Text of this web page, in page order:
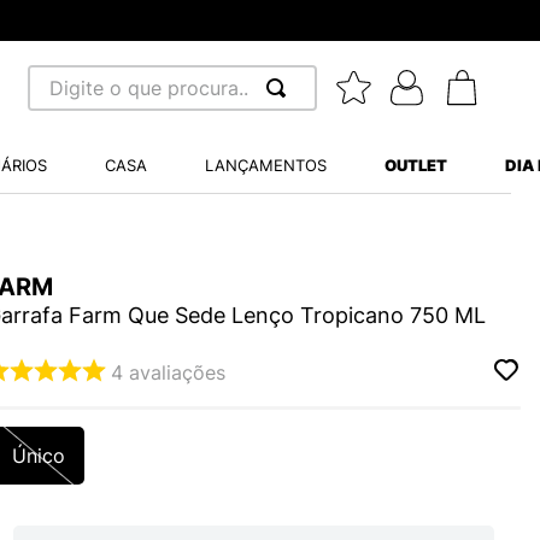
Digite o que procura...
CASA LANÇAMENTOS OUTLET DIA
Farm Que Sede Lenço Tropicano 750 ML
4 avaliações
Único
BALANCE 530
WHITE
VANS ULTRARANGE